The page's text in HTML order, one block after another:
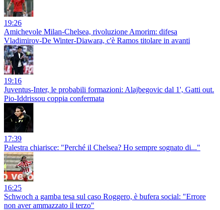
19:26
Amichevole Milan-Chelsea, rivoluzione Amorim: difesa
Vladimirov-De Winter-Diawara, c'è Ramos titolare in avanti
19:16
Juventus-Inter, le probabili formazioni: Alajbegovic dal 1', Gatti out.
Pio-Iddrissou coppia confermata
17:39
Palestra chiarisce: "Perché il Chelsea? Ho sempre sognato di..."
16:25
Schwoch a gamba tesa sul caso Roggero, è bufera social: "Errore
non aver ammazzato il terzo"